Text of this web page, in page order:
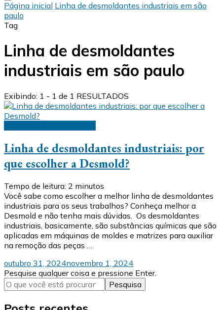
Página inicial Linha de desmoldantes industriais em são
paulo
Tag
Linha de desmoldantes
industriais em são paulo
Exibindo: 1 - 1 de 1 RESULTADOS
Linha de desmoldantes industriais: por
que escolher a Desmold?
Tempo de leitura: 2 minutos
Você sabe como escolher a melhor linha de desmoldantes
industriais para os seus trabalhos? Conheça melhor a
Desmold e não tenha mais dúvidas. Os desmoldantes
industriais, basicamente, são substâncias químicas que são
aplicadas em máquinas de moldes e matrizes para auxiliar
na remoção das peças …
outubro 31, 2024novembro 1, 2024
Procurando
algo?
Pesquise qualquer coisa e pressione Enter.